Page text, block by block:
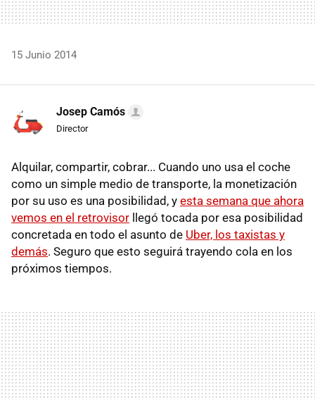
15 Junio 2014
Josep Camós
Director
Alquilar, compartir, cobrar... Cuando uno usa el coche
como un simple medio de transporte, la monetización
por su uso es una posibilidad, y esta semana que ahora
vemos en el retrovisor llegó tocada por esa posibilidad
concretada en todo el asunto de Uber, los taxistas y
demás. Seguro que esto seguirá trayendo cola en los
próximos tiempos.